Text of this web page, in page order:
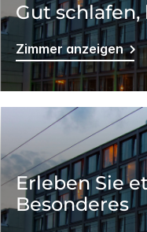
Gut
Zimmer anzeigen
Erleben Sie
Besonderes